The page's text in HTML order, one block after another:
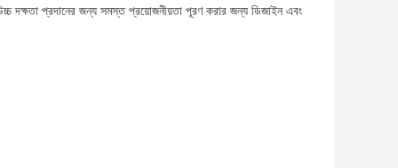
দক্ষতা প্রদানের জন্য সমস্ত প্রয়োজনীয়তা পূরণ করার জন্য ডিজাইন এবং